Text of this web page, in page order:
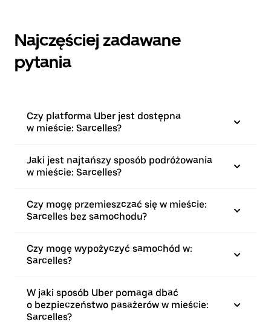
Najczęściej zadawane
pytania
Czy platforma Uber jest dostępna
w mieście: Sarcelles?
Jaki jest najtańszy sposób podróżowania
w mieście: Sarcelles?
Czy mogę przemieszczać się w mieście:
Sarcelles bez samochodu?
Czy mogę wypożyczyć samochód w:
Sarcelles?
W jaki sposób Uber pomaga dbać
o bezpieczeństwo pasażerów w mieście:
Sarcelles?